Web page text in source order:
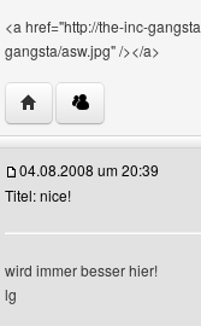
<a href="http://the-inc-
gangsta/asw.jpg" /></a>
Website dieses
anzeigen
04.08.2008 um 20:39
Titel: nice!
wird immer besser hier!
lg